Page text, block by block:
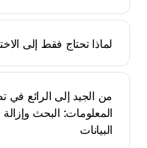
لماذا تحتاج فقط إلى الاختبار مع
من الجيد إلى الرائع في
المعلومات: البحث
البيانات